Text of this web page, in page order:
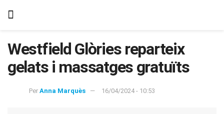
Westfield Glòries reparteix
gelats i massatges gratuïts
Per Anna Marquès 16/04/2024 - 10:53